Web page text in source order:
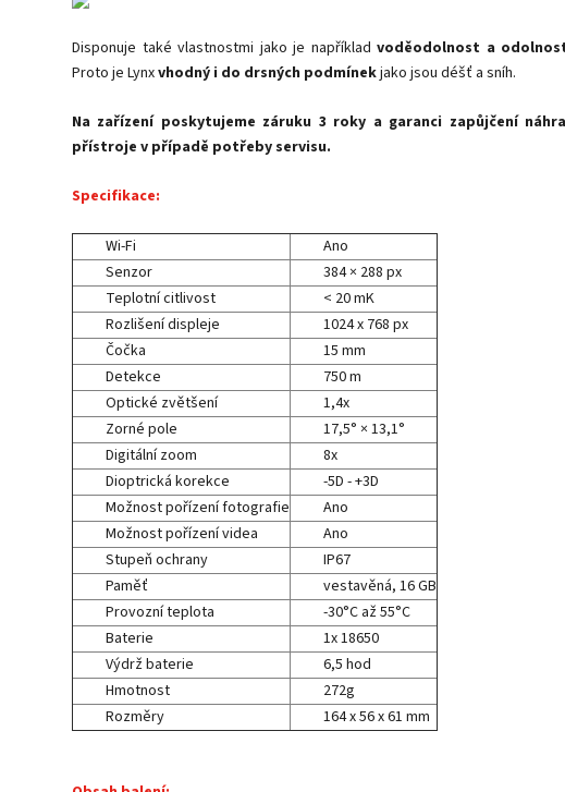
Disponuje také vlastnostmi jako je například voděodolnost a
Proto je Lynxvhodný i do drsných podmínekjako jsou déšť a sníh.
Na zařízení poskytujeme záruku 3 roky a garanci zapůjčení
přístroje v případě potřeby servisu.
Specifikace:
Wi-Fi
Ano
Senzor
384 × 288 px
Teplotní citlivost
< 20 mK
Rozlišení displeje
1024 x 768 px
Čočka
15 mm
Detekce
750 m
Optické zvětšení
1,4x
Zorné pole
17,5° × 13,1°
Digitální zoom
8x
Dioptrická korekce
-5D - +3D
Možnost pořízení fotografie
Ano
Možnost pořízení videa
Ano
Stupeň ochrany
IP67
Paměť
vestavěná, 16 GB
Provozní teplota
-30°C až 55°C
Baterie
1x 18650
Výdrž baterie
6,5 hod
Hmotnost
272g
Rozměry
164 x 56 x 61 mm